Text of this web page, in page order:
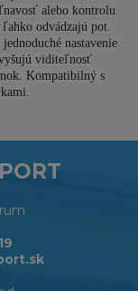
alebo kontrolu
odvádzajú pot.
nastavenie
viditeľnosť
Kompatibilný s